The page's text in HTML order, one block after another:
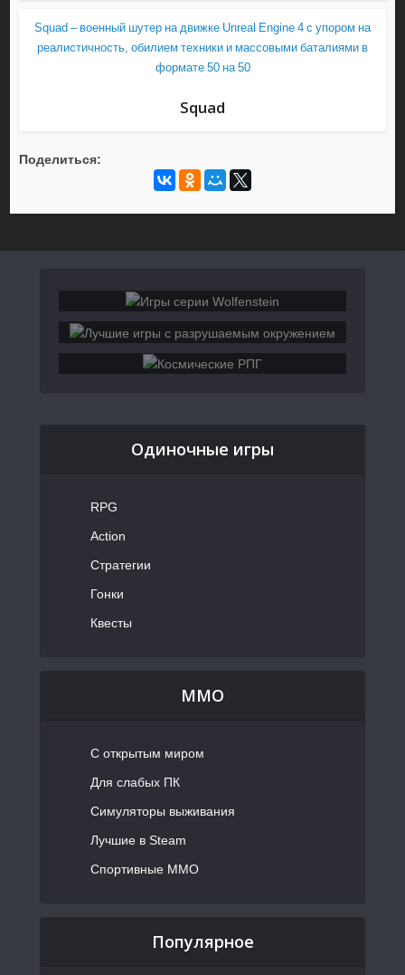
Squad – военный шутер на движке Unreal Engine 4 с упором на
реалистичность, обилием техники и массовыми баталиями в
формате 50 на 50
Squad
Поделиться:
Одиночные игры
RPG
Action
Стратегии
Гонки
Квесты
MMO
С открытым миром
Для слабых ПК
Симуляторы выживания
Лучшие в Steam
Спортивные MMO
Популярное